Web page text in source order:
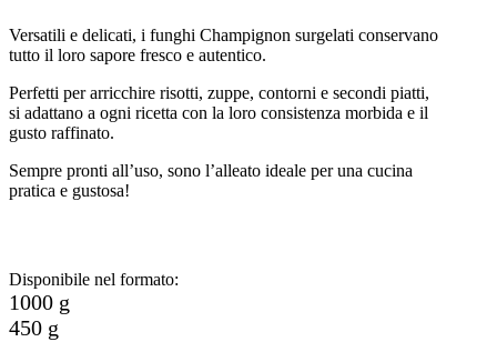
Versatili e delicati, i funghi Champignon surgelati conservano
tutto il loro sapore fresco e autentico.
Perfetti per arricchire risotti, zuppe, contorni e secondi piatti,
si adattano a ogni ricetta con la loro consistenza morbida e il
gusto raffinato.
Sempre pronti all’uso, sono l’alleato ideale per una cucina
pratica e gustosa!
Disponibile nel formato:
1000 g
450 g